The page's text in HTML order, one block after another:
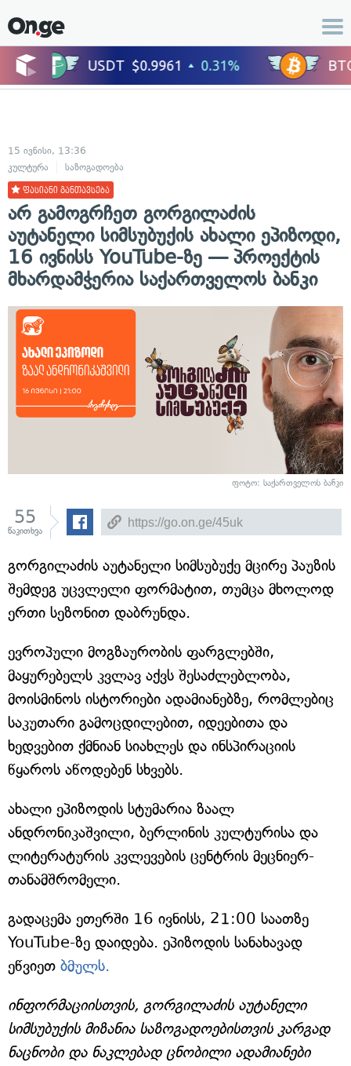
15 ივნისი, 13:36
კულტურა
საზოგადოება
ფასიანი განთავსება
არ გამოგრჩეთ გორგილაძის
აუტანელი სიმსუბუქის ახალი ეპიზოდი,
16 ივნისს YouTube-ზე — პროექტის
მხარდამჭერია საქართველოს ბანკი
ფოტო: საქართველოს ბანკი
55
წაკითხვა
გორგილაძის აუტანელი სიმსუბუქე მცირე პაუზის
შემდეგ უცვლელი ფორმატით, თუმცა მხოლოდ
ერთი სეზონით დაბრუნდა.
ევროპული მოგზაურობის ფარგლებში,
მაყურებელს კვლავ აქვს შესაძლებლობა,
მოისმინოს ისტორიები ადამიანებზე, რომლებიც
საკუთარი გამოცდილებით, იდეებითა და
ხედვებით ქმნიან სიახლეს და ინსპირაციის
წყაროს აწოდებენ სხვებს.
ახალი ეპიზოდის სტუმარია ზაალ
ანდრონიკაშვილი, ბერლინის კულტურისა და
ლიტერატურის კვლევების ცენტრის მეცნიერ-
თანამშრომელი.
გადაცემა ეთერში 16 ივნისს, 21:00 საათზე
YouTube-ზე დაიდება. ეპიზოდის სანახავად
ეწვიეთ ბმულს.
ინფორმაციისთვის, გორგილაძის აუტანელი
სიმსუბუქის მიზანია საზოგადოებისთვის კარგად
ნაცნობი და ნაკლებად ცნობილი ადამიანები